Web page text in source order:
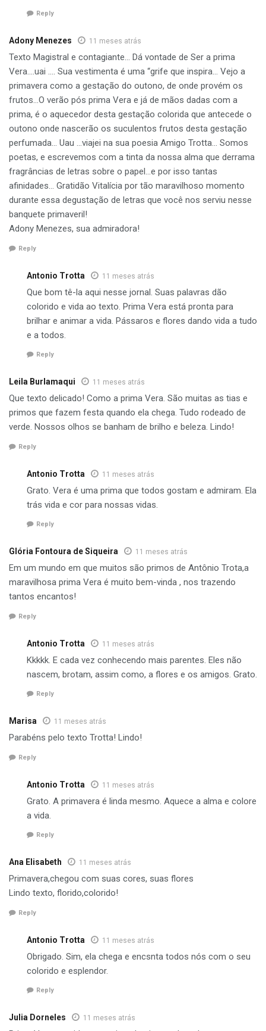
Reply
Adony Menezes 11 meses atrás
Texto Magistral e contagiante… Dá vontade de Ser a prima
Vera….uai …. Sua vestimenta é uma “grife que inspira… Vejo a
primavera como a gestação do outono, de onde provém os
frutos…O verão pós prima Vera e já de mãos dadas com a
prima, é o aquecedor desta gestação colorida que antecede o
outono onde nascerão os suculentos frutos desta gestação
perfumada… Uau …viajei na sua poesia Amigo Trotta… Somos
poetas, e escrevemos com a tinta da nossa alma que derrama
fragrâncias de letras sobre o papel…e por isso tantas
afinidades… Gratidão Vitalícia por tão maravilhoso momento
durante essa degustação de letras que você nos serviu nesse
banquete primaveril!
Adony Menezes, sua admiradora!
Reply
Antonio Trotta 11 meses atrás
Que bom tê-la aqui nesse jornal. Suas palavras dão
colorido e vida ao texto. Prima Vera está pronta para
brilhar e animar a vida. Pássaros e flores dando vida a tudo
e a todos.
Reply
Leila Burlamaqui 11 meses atrás
Que texto delicado! Como a prima Vera. São muitas as tias e
primos que fazem festa quando ela chega. Tudo rodeado de
verde. Nossos olhos se banham de brilho e beleza. Lindo!
Reply
Antonio Trotta 11 meses atrás
Grato. Vera é uma prima que todos gostam e admiram. Ela
trás vida e cor para nossas vidas.
Reply
Glória Fontoura de Siqueira 11 meses atrás
Em um mundo em que muitos são primos de Antônio Trota,a
maravilhosa prima Vera é muito bem-vinda , nos trazendo
tantos encantos!
Reply
Antonio Trotta 11 meses atrás
Kkkkk. E cada vez conhecendo mais parentes. Eles não
nascem, brotam, assim como, a flores e os amigos. Grato.
Reply
Marisa 11 meses atrás
Parabéns pelo texto Trotta! Lindo!
Reply
Antonio Trotta 11 meses atrás
Grato. A primavera é linda mesmo. Aquece a alma e colore
a vida.
Reply
Ana Elisabeth 11 meses atrás
Primavera,chegou com suas cores, suas flores
Lindo texto, florido,colorido!
Reply
Antonio Trotta 11 meses atrás
Obrigado. Sim, ela chega e encsnta todos nós com o seu
colorido e esplendor.
Reply
Julia Dorneles 11 meses atrás